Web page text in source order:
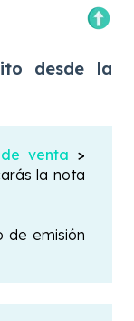
desde la
venta >
la nota
de emisión